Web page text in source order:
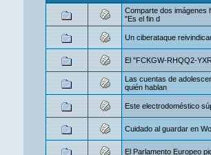
Comparte dos imágenes
"Es el fin d
Un ciberataque
El "FCKGW-RHQQ2-
Las cuentas de
quién hablan
Este electrodoméstico
Cuidado al guardar en
El Parlamento Europeo